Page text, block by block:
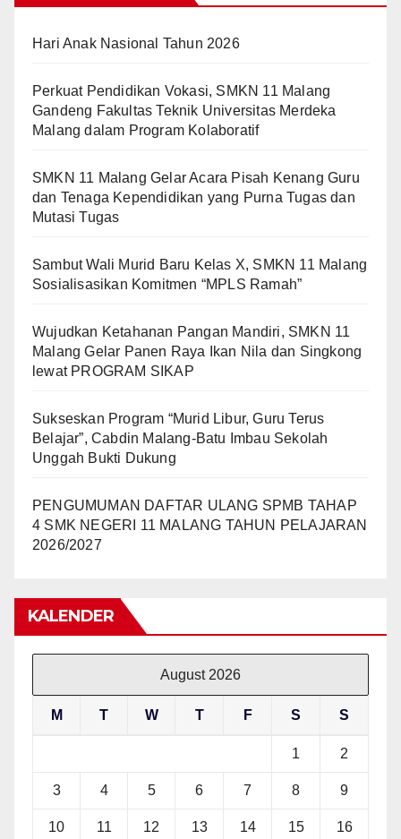
Hari Anak Nasional Tahun 2026
Perkuat Pendidikan Vokasi, SMKN 11 Malang
Gandeng Fakultas Teknik Universitas Merdeka
Malang dalam Program Kolaboratif
SMKN 11 Malang Gelar Acara Pisah Kenang Guru
dan Tenaga Kependidikan yang Purna Tugas dan
Mutasi Tugas
Sambut Wali Murid Baru Kelas X, SMKN 11 Malang
Sosialisasikan Komitmen “MPLS Ramah”
Wujudkan Ketahanan Pangan Mandiri, SMKN 11
Malang Gelar Panen Raya Ikan Nila dan Singkong
lewat PROGRAM SIKAP
Sukseskan Program “Murid Libur, Guru Terus
Belajar”, Cabdin Malang-Batu Imbau Sekolah
Unggah Bukti Dukung
PENGUMUMAN DAFTAR ULANG SPMB TAHAP
4 SMK NEGERI 11 MALANG TAHUN PELAJARAN
2026/2027
KALENDER
August 2026
M T W T F S S
1 2
3 4 5 6 7 8 9
10 11 12 13 14 15 16